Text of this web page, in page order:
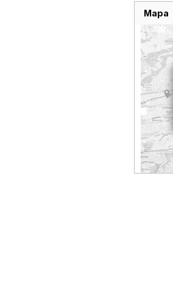
Mapa